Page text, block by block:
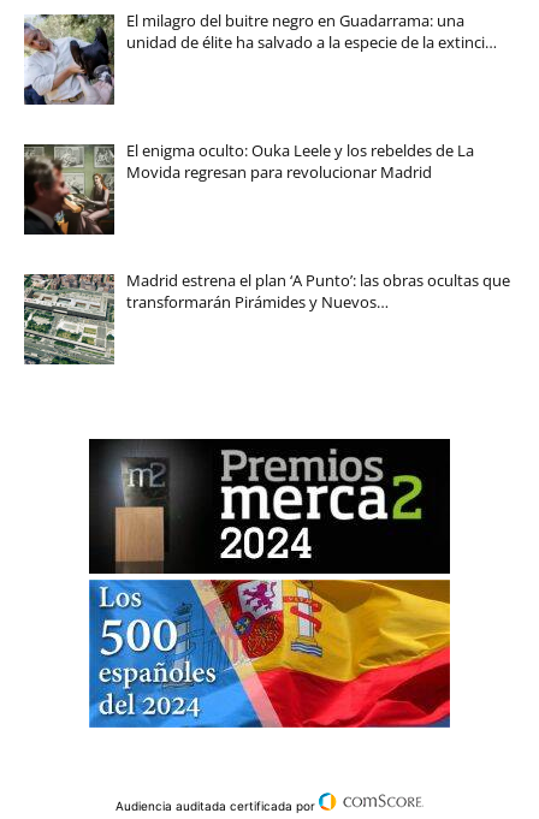
El milagro del buitre negro en Guadarrama: una
unidad de élite ha salvado a la especie de la extinci…
El enigma oculto: Ouka Leele y los rebeldes de La
Movida regresan para revolucionar Madrid
Madrid estrena el plan ‘A Punto’: las obras ocultas que
transformarán Pirámides y Nuevos…
Audiencia auditada certificada por